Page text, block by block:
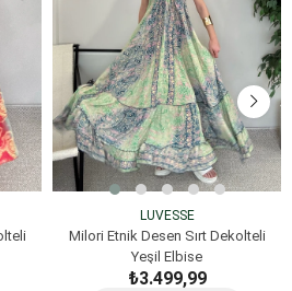
LUVESSE
Milori Etnik Desen Sırt Dekolteli
Yeşil Elbise
₺3.499,99